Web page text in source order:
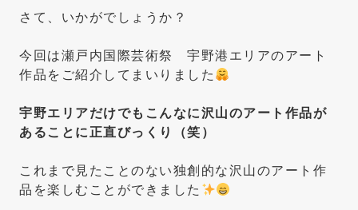
さて、いかがでしょうか？
今回は瀬戸内国際芸術祭 宇野港エリアのアート
作品をご紹介してまいりました
宇野エリアだけでもこんなに沢山のアート作品が
あることに正直びっくり（笑）
これまで見たことのない独創的な沢山のアート作
品を楽しむことができました